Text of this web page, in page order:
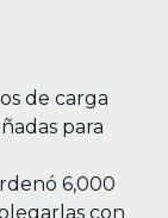
de carga
para
6,000
con